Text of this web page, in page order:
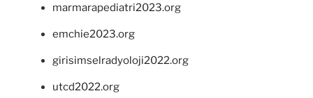
marmarapediatri2023.org
emchie2023.org
girisimselradyoloji2022.org
utcd2022.org